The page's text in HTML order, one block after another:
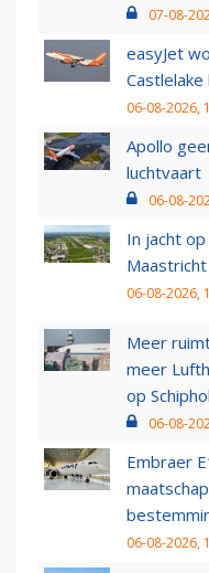
07-08-
easyJet
Castlelake
06-08-2026,
Apollo
luchtvaart
06-08-
In jacht
Maastricht
06-08-2026,
Meer
meer
op Schiphol
06-08-
Embraer
06-08-2026,